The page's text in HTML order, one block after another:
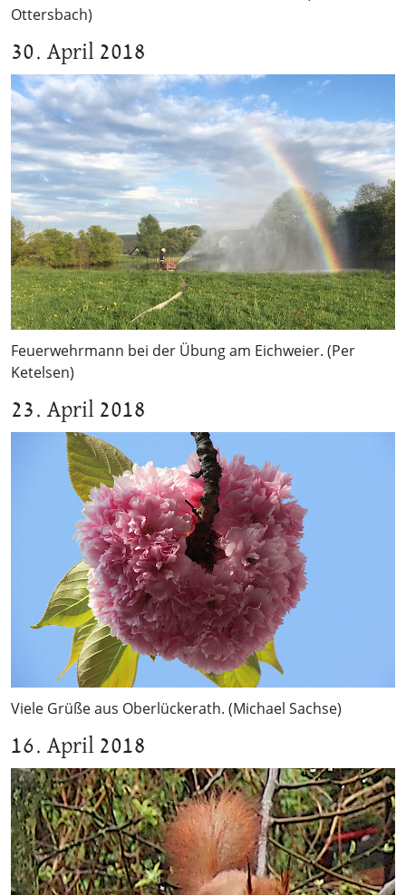
Ottersbach)
30. April 2018
Feuerwehrmann bei der Übung am Eichweier. (Per
Ketelsen)
23. April 2018
Viele Grüße aus Oberlückerath. (Michael Sachse)
16. April 2018